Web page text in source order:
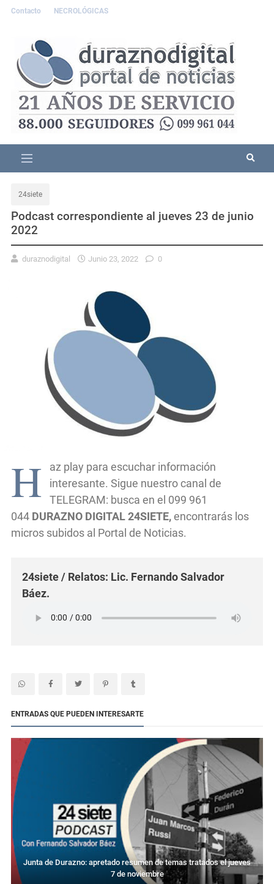
Contacto NECROLÓGICAS
24siete
Podcast correspondiente al jueves 23 de junio
2022
duraznodigital Junio 23, 2022 0
H
az play para escuchar información
interesante. Sigue nuestro canal de
TELEGRAM: busca en el 099 961
044 DURAZNO DIGITAL 24SIETE, encontrarás los
micros subidos al Portal de Noticias.
24siete / Relatos: Lic. Fernando Salvador
Báez.
ENTRADAS QUE PUEDEN INTERESARTE
Junta de Durazno: apretado resumen de temas tratados el jueves
7 de noviembre